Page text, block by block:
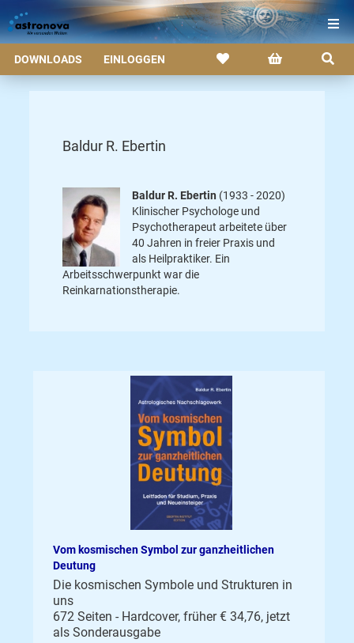
DOWNLOADS EINLOGGEN
Baldur R. Ebertin
Baldur R. Ebertin (1933 - 2020)
Klinischer Psychologe und
Psychotherapeut arbeitete über
40 Jahren in freier Praxis und
als Heilpraktiker. Ein
Arbeitsschwerpunkt war die
Reinkarnationstherapie.
Vom kosmischen Symbol zur ganzheitlichen
Deutung
Die kosmischen Symbole und Strukturen in
uns
672 Seiten - Hardcover, früher € 34,76, jetzt
als Sonderausgabe